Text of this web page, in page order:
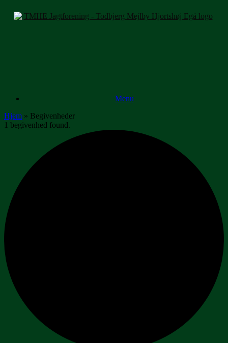
Menu
Hjem » Begivenheder
1 begivenhed found.